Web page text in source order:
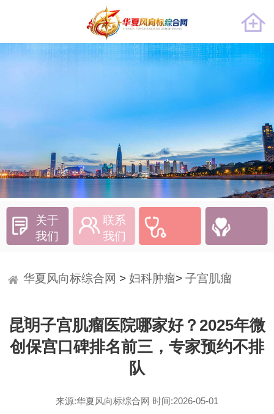
关于
我们
联系
我们
华夏风向标综合网 >妇科肿瘤>子宫肌瘤
>
昆明子宫肌瘤医院哪家好？2025年微
创保宫口碑排名前三，专家预约不排
队
来源:华夏风向标综合网 时间:2026-05-01